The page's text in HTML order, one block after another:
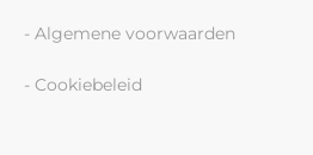
- Algemene voorwaarden
- Cookiebeleid